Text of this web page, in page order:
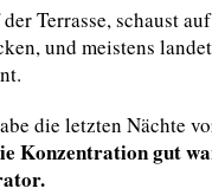
Terrasse, schaust
und meistens
die letzten Nächte
Konzentration gut